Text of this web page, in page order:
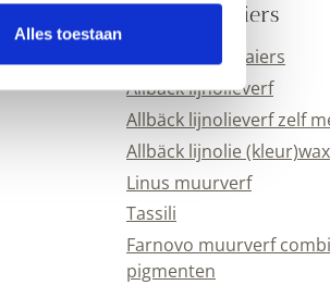
Alles toestaan
Kleurenwaaiers
Alle kleurenwaaiers
Allbäck lijnolieverf
Allbäck lijnolieverf zelf
Allbäck lijnolie (kleur)wax
Linus muurverf
Tassili
Farnovo muurverf
pigmenten